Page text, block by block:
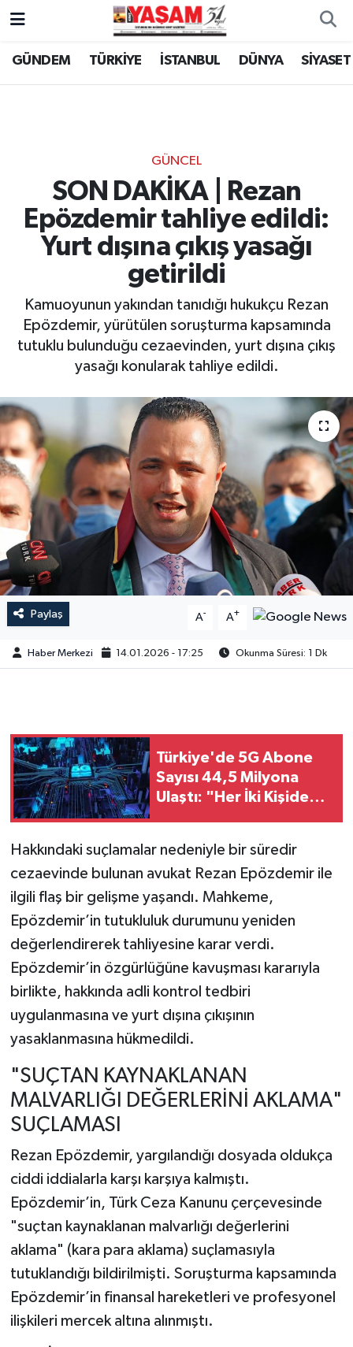
GÜNDEM TÜRKİYE İSTANBUL DÜNYA SİYASET
GÜNCEL
SON DAKİKA | Rezan
Epözdemir tahliye edildi:
Yurt dışına çıkış yasağı
getirildi
Kamuoyunun yakından tanıdığı hukukçu Rezan
Epözdemir, yürütülen soruşturma kapsamında
tutuklu bulunduğu cezaevinden, yurt dışına çıkış
yasağı konularak tahliye edildi.
Paylaş A- A+
Haber Merkezi 14.01.2026 - 17:25 Okunma Süresi: 1 Dk
Türkiye'de 5G Abone
Sayısı 44,5 Milyona
Ulaştı: "Her İki Kişiden
Hakkındaki suçlamalar nedeniyle bir süredir
cezaevinde bulunan avukat Rezan Epözdemir ile
ilgili flaş bir gelişme yaşandı. Mahkeme,
Epözdemir’in tutukluluk durumunu yeniden
değerlendirerek tahliyesine karar verdi.
Epözdemir’in özgürlüğüne kavuşması kararıyla
birlikte, hakkında adli kontrol tedbiri
uygulanmasına ve yurt dışına çıkışının
yasaklanmasına hükmedildi.
"SUÇTAN KAYNAKLANAN
MALVARLIĞI DEĞERLERİNİ AKLAMA"
SUÇLAMASI
Rezan Epözdemir, yargılandığı dosyada oldukça
ciddi iddialarla karşı karşıya kalmıştı.
Epözdemir’in, Türk Ceza Kanunu çerçevesinde
"suçtan kaynaklanan malvarlığı değerlerini
aklama" (kara para aklama) suçlamasıyla
tutuklandığı bildirilmişti. Soruşturma kapsamında
Epözdemir’in finansal hareketleri ve profesyonel
ilişkileri mercek altına alınmıştı.